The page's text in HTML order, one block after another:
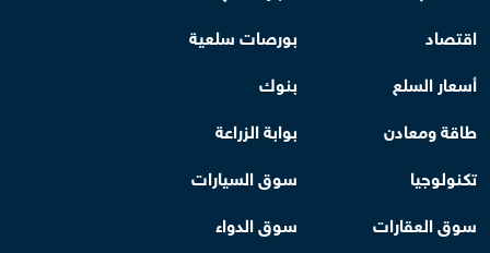
اقتصاد
بورصات سلعية
أسعار السلع
بنوك
طاقة ومعادن
بوابة الزراعة
تكنولوجيا
سوق السيارات
سوق العقارات
سوق الدواء